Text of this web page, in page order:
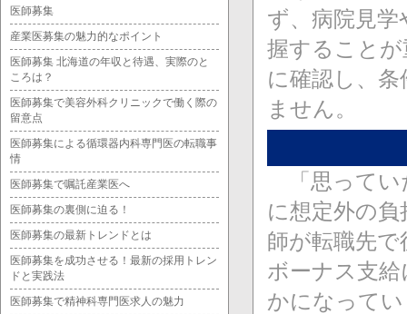
ず、病院見
握すること
に確認し、
ません。
「思ってい
に想定外の
師が転職先
ボーナス支
かになって
医師募集
産業医募集の魅力的なポイント
医師募集 北海道の年収と待遇、実際のと
ころは？
医師募集で美容外科クリニックで働く際の
留意点
医師募集による循環器内科専門医の転職事
情
医師募集で嘱託産業医へ
医師募集の裏側に迫る！
医師募集の最新トレンドとは
医師募集を成功させる！最新の採用トレン
ドと実践法
医師募集で精神科専門医求人の魅力